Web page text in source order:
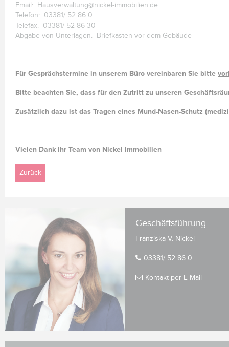
Email: Hausverwaltung@nickel-immobilien.de
Telefon: 03381/ 52 86 0
Telefax: 03381/ 52 86 30
Abgabe von Unterlagen: Briefkasten vor dem Gebäude
Für Gesprächstermine in unserem Büro vereinbaren Sie bitte
Bitte beachten Sie, dass für den Zutritt zu unseren
Zusätzlich dazu ist das Tragen eines Mund-Nasen-Schutz
Vielen Dank Ihr Team von Nickel Immobilien
Zurück
Geschäftsführung
Franziska V. Nickel
03381/ 52 86 0
Kontakt per E-Mail